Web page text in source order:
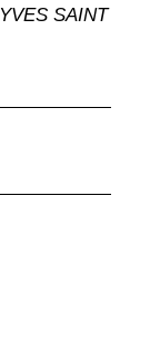
YVES SAINT